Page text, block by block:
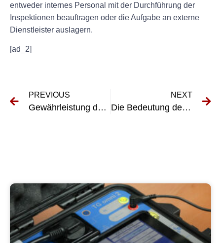
entweder internes Personal mit der Durchführung der
Inspektionen beauftragen oder die Aufgabe an externe
Dienstleister auslagern.
[ad_2]
PREVIOUS
Gewährleistung der Arbeitssicherheit: Die Bedeutung der DGUV-Prüfung für Schweißwerkzeuge
NEXT
Die Bedeutung der UVV-Prüfung in Bernburg (Saale)